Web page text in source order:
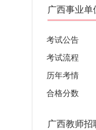
广西事业单
考试公告
考试流程
历年考情
合格分数
广西教师招